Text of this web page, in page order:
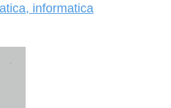
informatica